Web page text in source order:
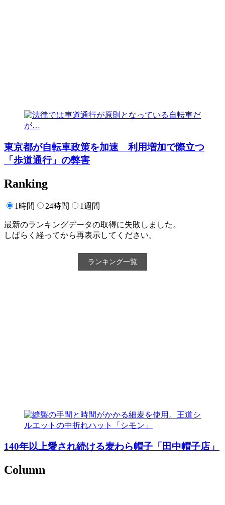
東京都が自転車政策を加速 利用増加で際立つ
「歩道通行」の弊害
Ranking
1時間 24時間 1週間
最新のランキングデータの取得に失敗しました。
しばらく経ってから再表示してください。
ランキング一覧
140年以上愛され続ける麦わら帽子「田中帽子店」
Column